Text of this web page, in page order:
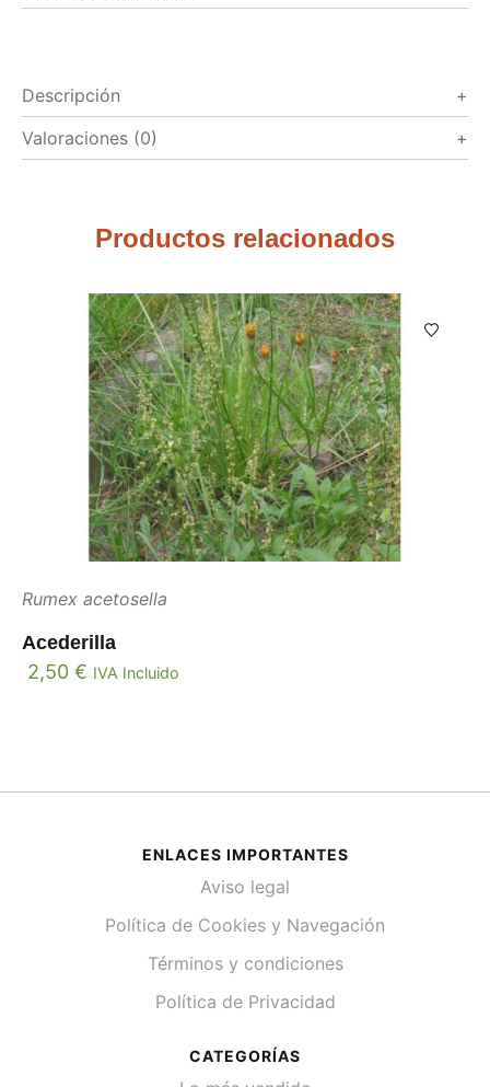
Descripción
Valoraciones (0)
Productos relacionados
Rumex acetosella
Acederilla
2,50 € IVA Incluido
ENLACES IMPORTANTES
Aviso legal
Política de Cookies y Navegación
Términos y condiciones
Política de Privacidad
CATEGORÍAS